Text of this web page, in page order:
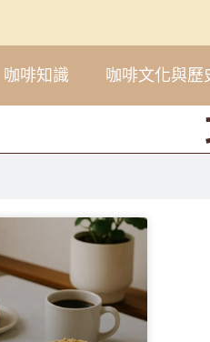
咖啡知識 咖啡文化與歷